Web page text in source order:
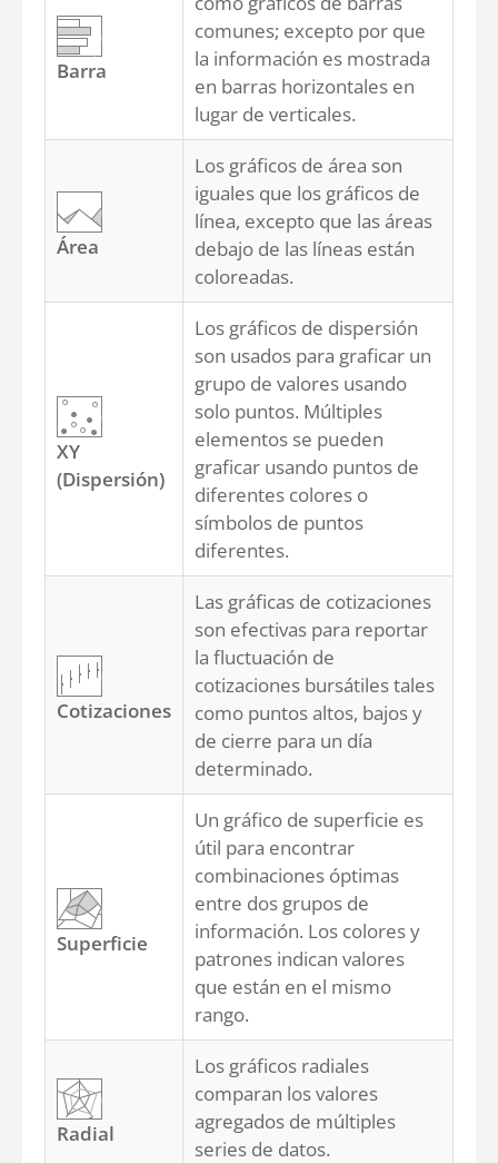
Barra
comunes; excepto por que
la información es mostrada
en barras horizontales en
lugar de verticales.
Área
Los gráficos de área son
iguales que los gráficos de
línea, excepto que las áreas
debajo de las líneas están
coloreadas.
XY
(Dispersión)
Los gráficos de dispersión
son usados para graficar un
grupo de valores usando
solo puntos. Múltiples
elementos se pueden
graficar usando puntos de
diferentes colores o
símbolos de puntos
diferentes.
Cotizaciones
Las gráficas de cotizaciones
son efectivas para reportar
la fluctuación de
cotizaciones bursátiles tales
como puntos altos, bajos y
de cierre para un día
determinado.
Superficie
Un gráfico de superficie es
útil para encontrar
combinaciones óptimas
entre dos grupos de
información. Los colores y
patrones indican valores
que están en el mismo
rango.
Radial
Los gráficos radiales
comparan los valores
agregados de múltiples
series de datos.